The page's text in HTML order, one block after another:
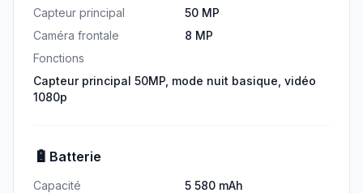
Capteur principal
50 MP
Caméra frontale
8 MP
Fonctions
Capteur principal 50MP, mode nuit basique, vidéo
1080p
🔋 Batterie
Capacité
5 580 mAh